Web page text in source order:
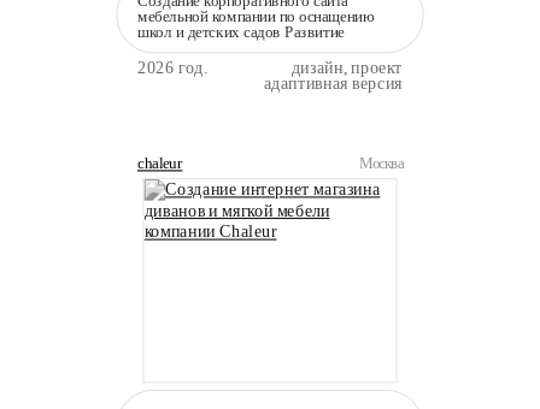
мебельной компании по оснащению
школ и детских садов Развитие
2026 год. дизайн, проект
адаптивная версия
chaleur Москва